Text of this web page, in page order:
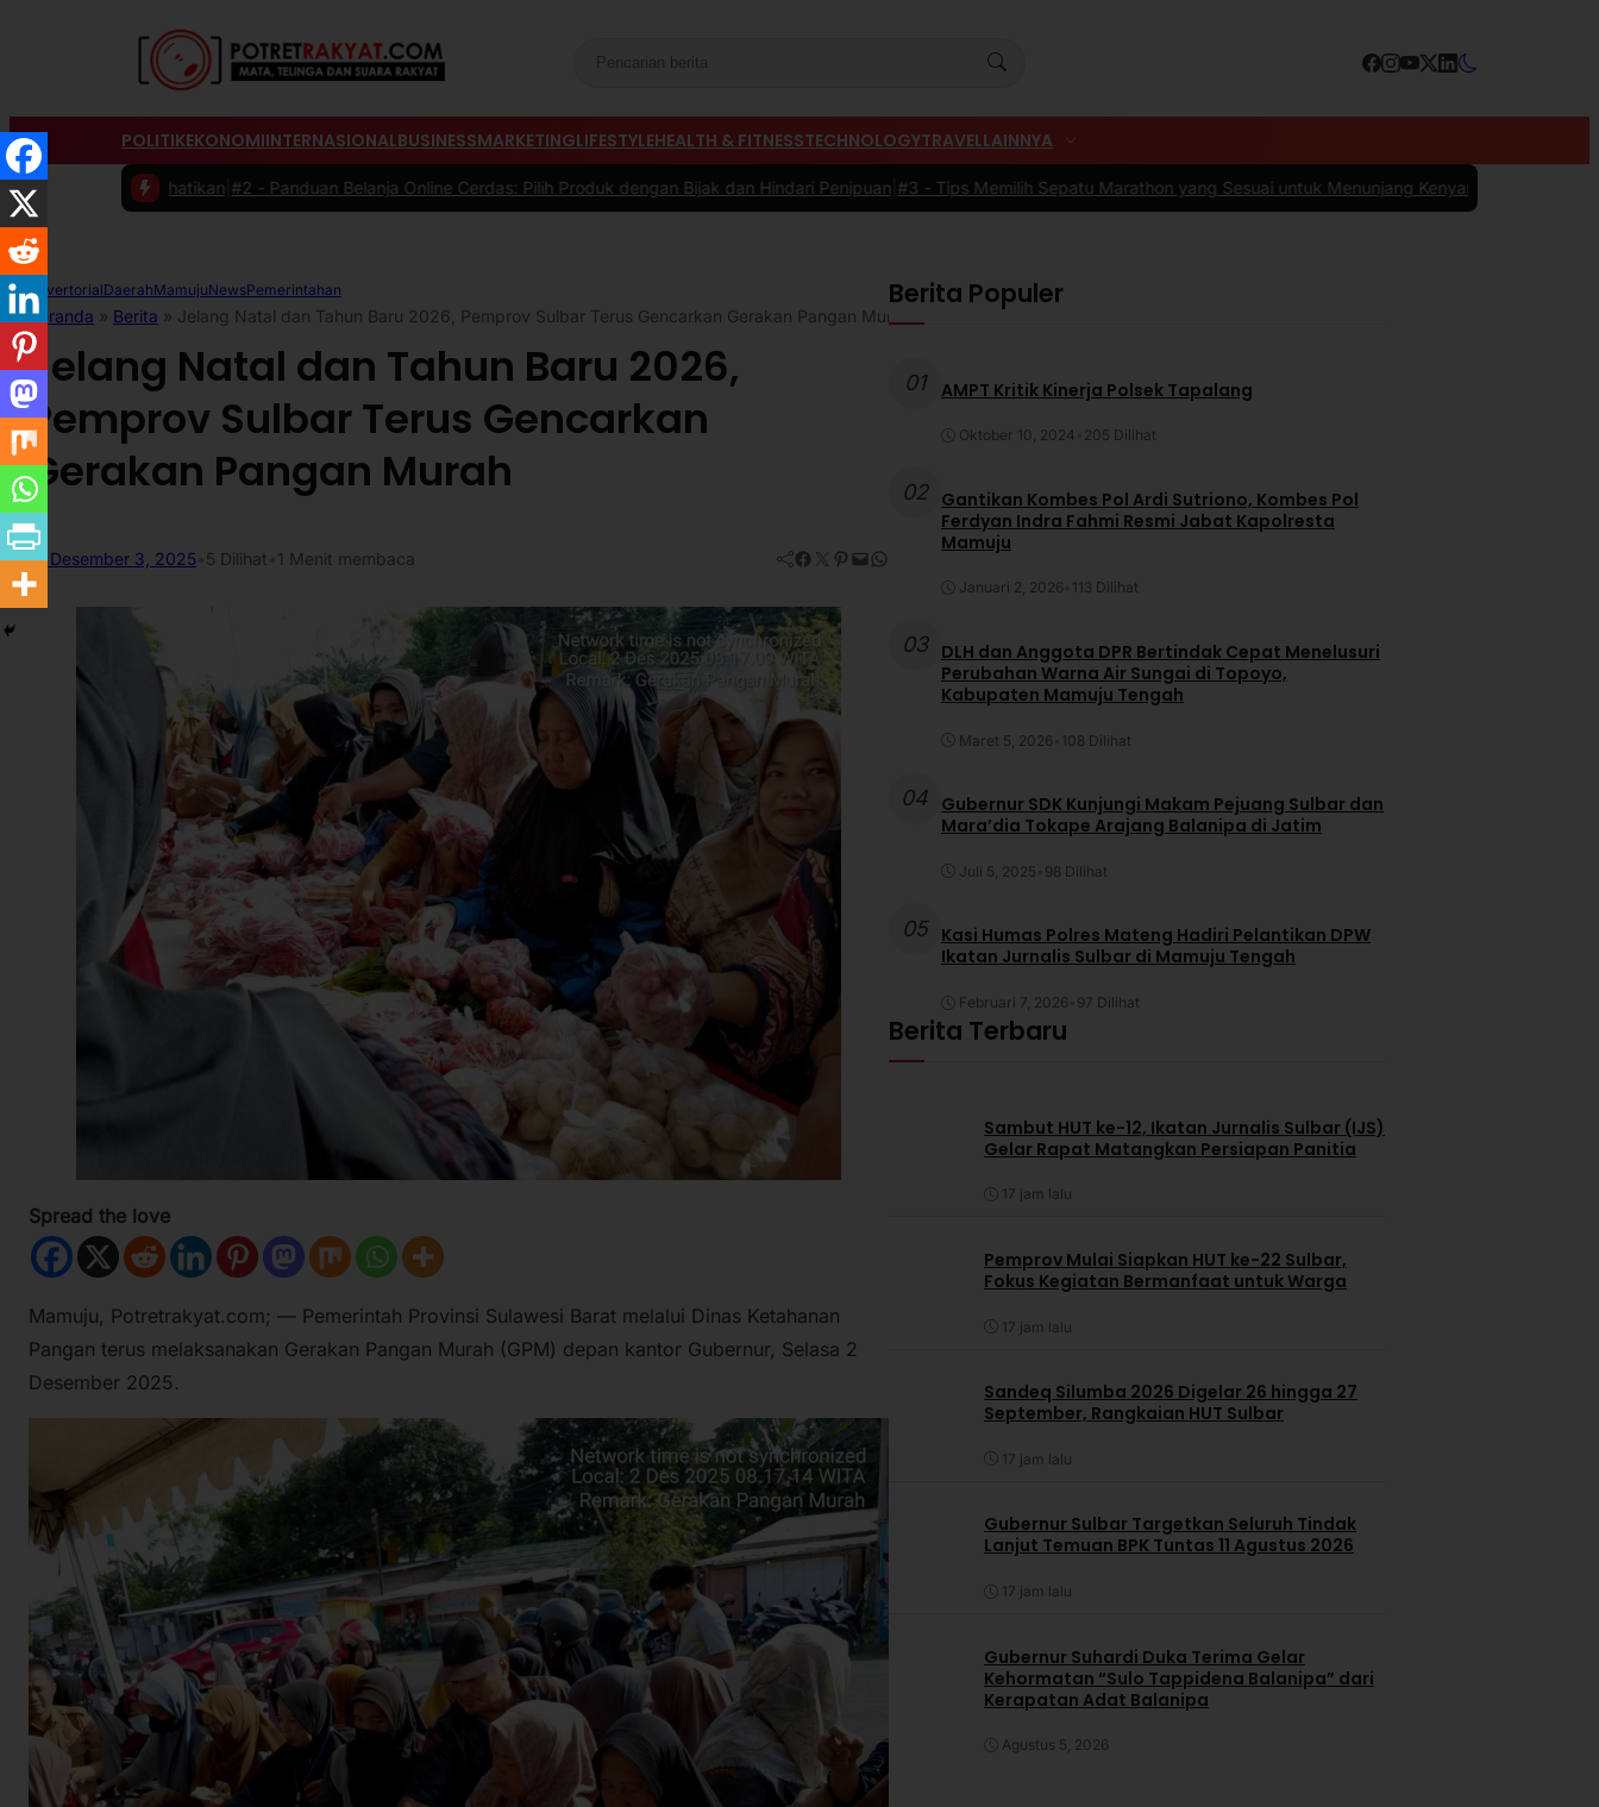
POLITIKEKONOMIINTERNASIONALBUSINESSMARKETINGLIFESTYLEHEALTH & FITNESSTECHNOLOGYTRAVELLAINNYA
Panduan Belanja Online Cerdas: Pilih Produk dengan Bijak dan Hindari Penipuan |#3 -Tips Memilih Sepatu Marathon yang Sesuai untuk Menunjang Kenyamanan dan Performa|
AdvertorialDaerahMamujuNewsPemerintahan
Beranda » Berita » Jelang Natal dan Tahun Baru 2026, Pemprov Sulbar Terus Gencarkan Gerakan Pangan Murah
Jelang Natal dan Tahun Baru 2026,
Pemprov Sulbar Terus Gencarkan
Gerakan Pangan Murah
Desember 3, 2025 5 Dilihat 1 Menit membaca Facebook Twitter Pinterest Mail WhatsApp
Spread the love
Mamuju, Potretrakyat.com; — Pemerintah Provinsi Sulawesi Barat melalui Dinas Ketahanan
Pangan terus melaksanakan Gerakan Pangan Murah (GPM) depan kantor Gubernur, Selasa 2
Desember 2025.
Berita Populer
01 AMPT Kritik Kinerja Polsek Tapalang
Oktober 10, 2024 205 Dilihat
02
Gantikan Kombes Pol Ardi Sutriono, Kombes Pol
Ferdyan Indra Fahmi Resmi Jabat Kapolresta
Mamuju
Januari 2, 2026 113 Dilihat
03
DLH dan Anggota DPR Bertindak Cepat Menelusuri
Perubahan Warna Air Sungai di Topoyo,
Kabupaten Mamuju Tengah
Maret 5, 2026 108 Dilihat
04 Gubernur SDK Kunjungi Makam Pejuang Sulbar dan
Mara’dia Tokape Arajang Balanipa di Jatim
Juli 5, 2025 98 Dilihat
05
Kasi Humas Polres Mateng Hadiri Pelantikan DPW
Ikatan Jurnalis Sulbar di Mamuju Tengah
Februari 7, 2026 97 Dilihat
Berita Terbaru
Sambut HUT ke-12, Ikatan Jurnalis Sulbar (IJS)
Gelar Rapat Matangkan Persiapan Panitia
17 jam lalu
Pemprov Mulai Siapkan HUT ke-22 Sulbar,
Fokus Kegiatan Bermanfaat untuk Warga
17 jam lalu
Sandeq Silumba 2026 Digelar 26 hingga 27
September, Rangkaian HUT Sulbar
17 jam lalu
Gubernur Sulbar Targetkan Seluruh Tindak
Lanjut Temuan BPK Tuntas 11 Agustus 2026
17 jam lalu
Gubernur Suhardi Duka Terima Gelar
Kehormatan “Sulo Tappidena Balanipa” dari
Kerapatan Adat Balanipa
Agustus 5, 2026